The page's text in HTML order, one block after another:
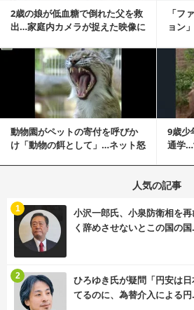
2歳の娘が低血糖で倒れた父を救
出…家庭内カメラが捉えた映像に
「フ
ョン
動物園がペットの寄付を呼びか
け「動物の餌として」…ネット怒
9歳少
通学
記事を読む
人気の記事
小沢一郎氏、小泉防衛相を
く辞めさせないとこの国の
1
ひろゆき氏が疑問「円安は
てるのに、為替介入による
2